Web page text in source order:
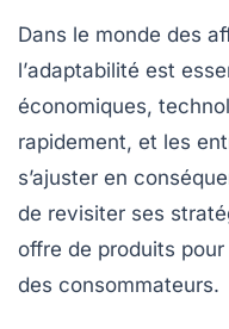
Dans le monde des
l’adaptabilité est
économiques,
rapidement, et les
s’ajuster en
de revisiter ses
offre de produits
des consommateurs.